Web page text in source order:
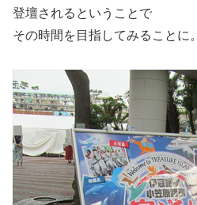
登壇されるということで
その時間を目指してみることに。